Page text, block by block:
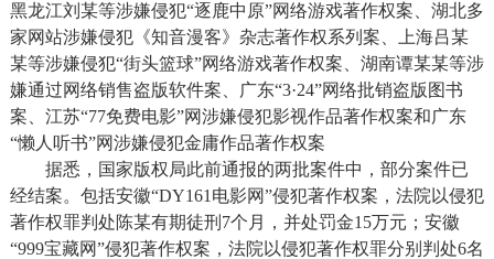
黑龙江刘某等涉嫌侵犯“逐鹿中原”网络游戏著作权案、湖北多
家网站涉嫌侵犯《知音漫客》杂志著作权系列案、上海吕某
某等涉嫌侵犯“街头篮球”网络游戏著作权案、湖南谭某某等涉
嫌通过网络销售盗版软件案、广东“3·24”网络批销盗版图书
案、江苏“77免费电影”网涉嫌侵犯影视作品著作权案和广东
“懒人听书”网涉嫌侵犯金庸作品著作权案
据悉，国家版权局此前通报的两批案件中，部分案件已
经结案。包括安徽“DY161电影网”侵犯著作权案，法院以侵犯
著作权罪判处陈某有期徒刑7个月，并处罚金15万元；安徽
“999宝藏网”侵犯著作权案，法院以侵犯著作权罪分别判处6名